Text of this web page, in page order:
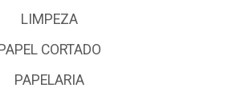
LIMPEZA
CORTADO
PAPELARIA